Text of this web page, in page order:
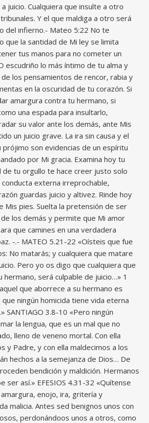
juicio. Cualquiera que insulte a otro
Y el que maldiga a otro será
del infierno.- Mateo 5:22 No te
que la santidad de Mi ley se limita
tus manos para no cometer un
escudriño lo más íntimo de tu alma y
de los pensamientos de rencor, rabia y
en la oscuridad de tu corazón. Si
amargura contra tu hermano, si
una espada para insultarlo,
su valor ante los demás, ante Mis
un juicio grave. La ira sin causa y el
prójimo son evidencias de un espíritu
por Mi gracia. Examina hoy tu
de tu orgullo te hace creer justo solo
externa irreprochable,
guardas juicio y altivez. Rinde hoy
Mis pies. Suelta la pretensión de ser
los demás y permite que Mi amor
que camines en una verdadera
-.- MATEO 5.21-22 «Oísteis que fue
No matarás; y cualquiera que matare
Pero yo os digo que cualquiera que
hermano, será culpable de juicio…» 1
que aborrece a su hermano es
ningún homicida tiene vida eterna
SANTIAGO 3.8-10 «Pero ningún
la lengua, que es un mal que no
lleno de veneno mortal. Con ella
y Padre, y con ella maldecimos a los
hechos a la semejanza de Dios… De
bendición y maldición. Hermanos
ser así.» EFESIOS 4.31-32 «Quítense
enojo, ira, gritería y
malicia. Antes sed benignos unos con
perdonándoos unos a otros, como